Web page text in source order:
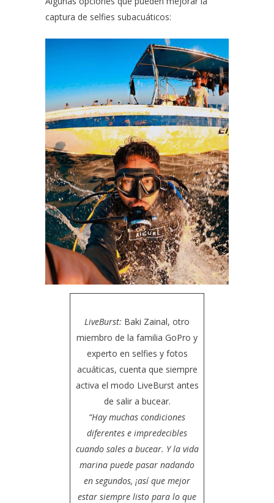
captura de selfies subacuáticos:
LiveBurst: Baki Zainal, otro
miembro de la familia GoPro y
experto en selfies y fotos
acuáticas, cuenta que siempre
activa el modo LiveBurst antes
de salir a bucear.
“Hay muchas condiciones
diferentes e impredecibles
cuando sales a bucear. Y la vida
marina puede pasar nadando
en segundos, ¡así que mejor
estar siempre listo para lo que